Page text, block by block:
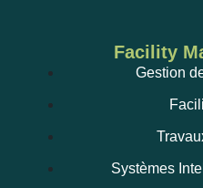
Facility
Gestion
Systèmes